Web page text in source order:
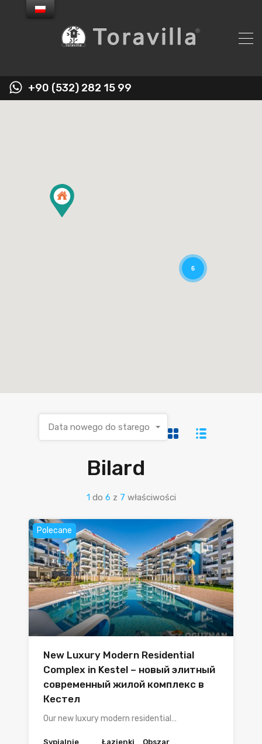
+90 (532) 282 15 99
6
Bilard
1 do 6 z 7 właściwości
Data nowego do starego
Polecane
New Luxury Modern Residential
Complex in Kestel – новый элитный
современный жилой комплекс в
Кестел
Our new luxury modern residential…
Sypialnie Łazienki Obszar